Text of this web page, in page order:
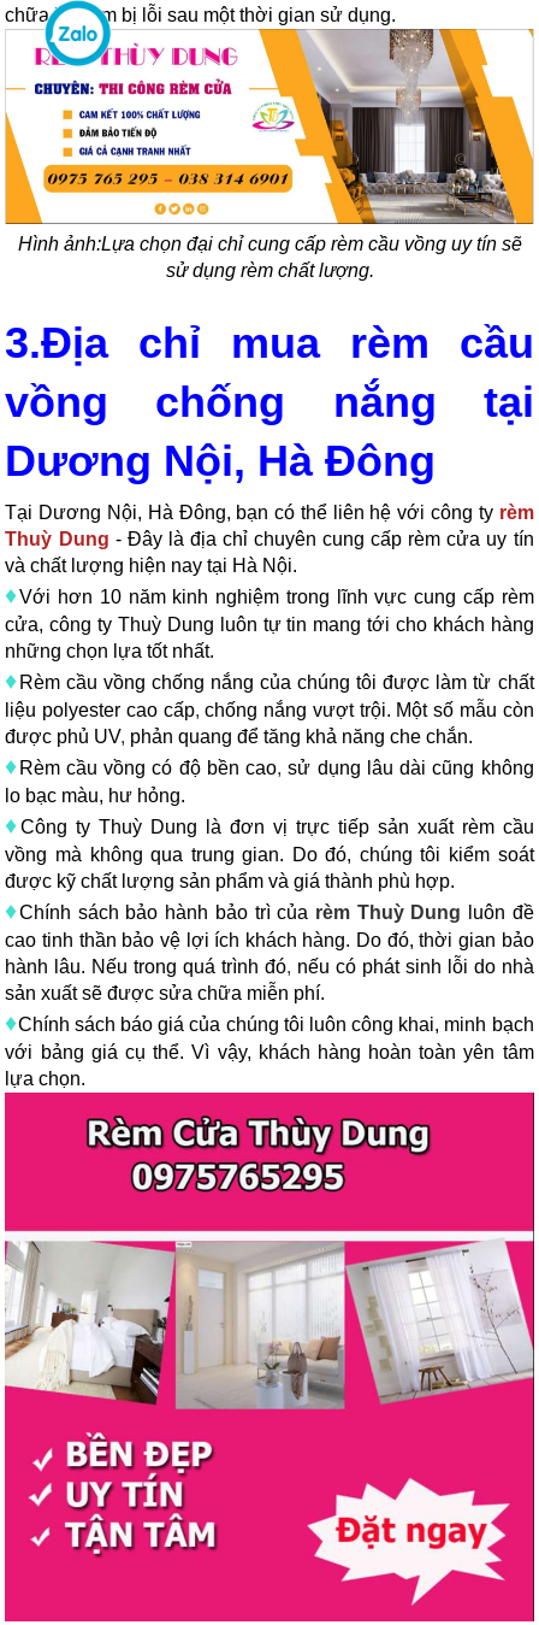
chữa khi rèm bị lỗi sau một thời gian sử dụng.
Hình ảnh:Lựa chọn đại chỉ cung cấp rèm cầu vồng uy tín sẽ
sử dụng rèm chất lượng.
3.Địa chỉ mua rèm cầu
vồng chống nắng tại
Dương Nội, Hà Đông
Tại Dương Nội, Hà Đông, bạn có thể liên hệ với công ty rèm
Thuỳ Dung - Đây là địa chỉ chuyên cung cấp rèm cửa uy tín
và chất lượng hiện nay tại Hà Nội.
♦Với hơn 10 năm kinh nghiệm trong lĩnh vực cung cấp rèm
cửa, công ty Thuỳ Dung luôn tự tin mang tới cho khách hàng
những chọn lựa tốt nhất.
♦ Rèm cầu vồng chống nắng của chúng tôi được làm từ chất
liệu polyester cao cấp, chống nắng vượt trội. Một số mẫu còn
được phủ UV, phản quang để tăng khả năng che chắn.
♦ Rèm cầu vồng có độ bền cao, sử dụng lâu dài cũng không
lo bạc màu, hư hỏng.
♦Công ty Thuỳ Dung là đơn vị trực tiếp sản xuất rèm cầu
vồng mà không qua trung gian. Do đó, chúng tôi kiểm soát
được kỹ chất lượng sản phẩm và giá thành phù hợp.
♦Chính sách bảo hành bảo trì của rèm Thuỳ Dung luôn đề
cao tinh thần bảo vệ lợi ích khách hàng. Do đó, thời gian bảo
hành lâu. Nếu trong quá trình đó, nếu có phát sinh lỗi do nhà
sản xuất sẽ được sửa chữa miễn phí.
♦Chính sách báo giá của chúng tôi luôn công khai, minh bạch
với bảng giá cụ thể. Vì vậy, khách hàng hoàn toàn yên tâm
lựa chọn.